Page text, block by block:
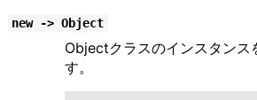
new -> Object
Objectクラスのインスタンス
す。